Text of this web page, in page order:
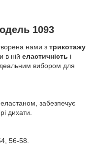
1093
нами з трикотажу
в ній еластичність і
вибором для
забезпечує
дихати.
56-58.